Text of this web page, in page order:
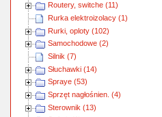
Routery, switche (11)
Rurka elektroizolacy (1)
Rurki, oploty (102)
Samochodowe (2)
Silnik (7)
Słuchawki (14)
Spraye (53)
Sprzęt nagłośnien. (4)
Sterownik (13)